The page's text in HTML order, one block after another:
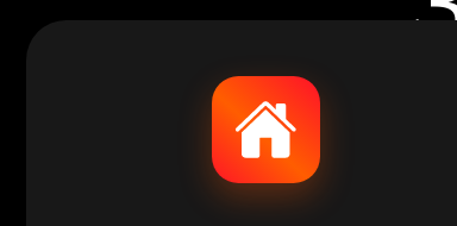
ТРЕНИРУЙСЯ
ВОЗЛЕ ДОМА,
УЧЕБЫ ИЛИ
РАБОТЫ